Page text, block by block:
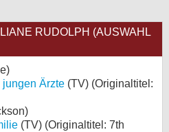
RUDOLPH (AUSWAHL
jungen Ärzte (TV) (Originaltitel:
(TV) (Originaltitel: 7th